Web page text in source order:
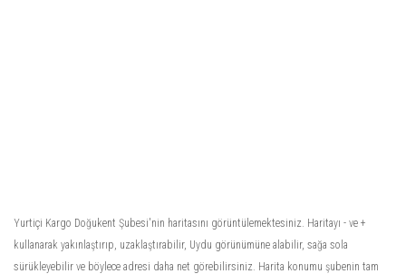
Yurtiçi Kargo Doğukent Şubesi'nin haritasını görüntülemektesiniz. Haritayı - ve +
kullanarak yakınlaştırıp, uzaklaştırabilir, Uydu görünümüne alabilir, sağa sola
sürükleyebilir ve böylece adresi daha net görebilirsiniz. Harita konumu şubenin tam